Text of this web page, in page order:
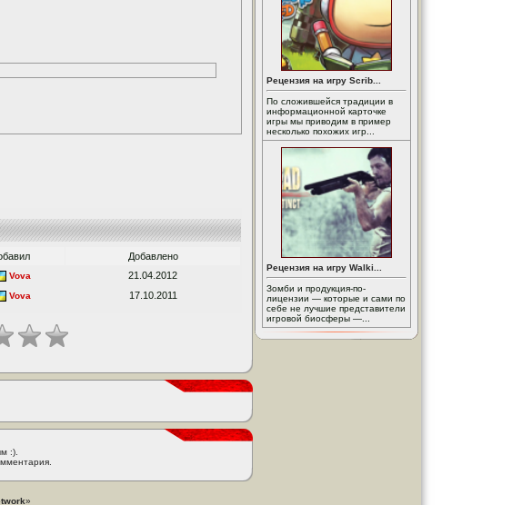
Добавлено
Vova
21.04.2012
Vova 17.10.2011
:).
»
Рецензия на игру Scrib...
По сложившейся традиции в
информационной карточке
игры мы приводим в пример
несколько похожих игр...
Рецензия на игру Walki...
Зомби и продукция-по-
лицензии — которые и сами по
себе не лучшие представители
игровой биосферы —...